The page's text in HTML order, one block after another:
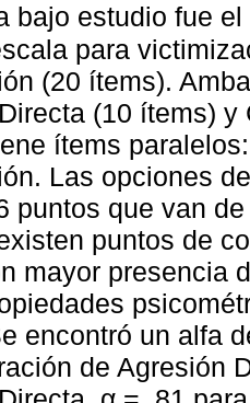
bajo estudio fue el
para
(20 ítems).
(10 ítems)
ítems
Las opciones
puntos que van
puntos de
mayor presencia
encontró un alfa
de Agresión